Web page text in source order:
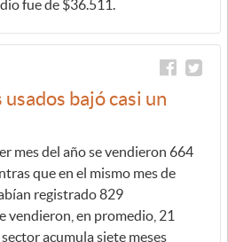
fue de $36.511.
bajó casi un
mes del año se vendieron 664
que en el mismo mes de
registrado 829
vendieron, en promedio, 21
acumula siete meses